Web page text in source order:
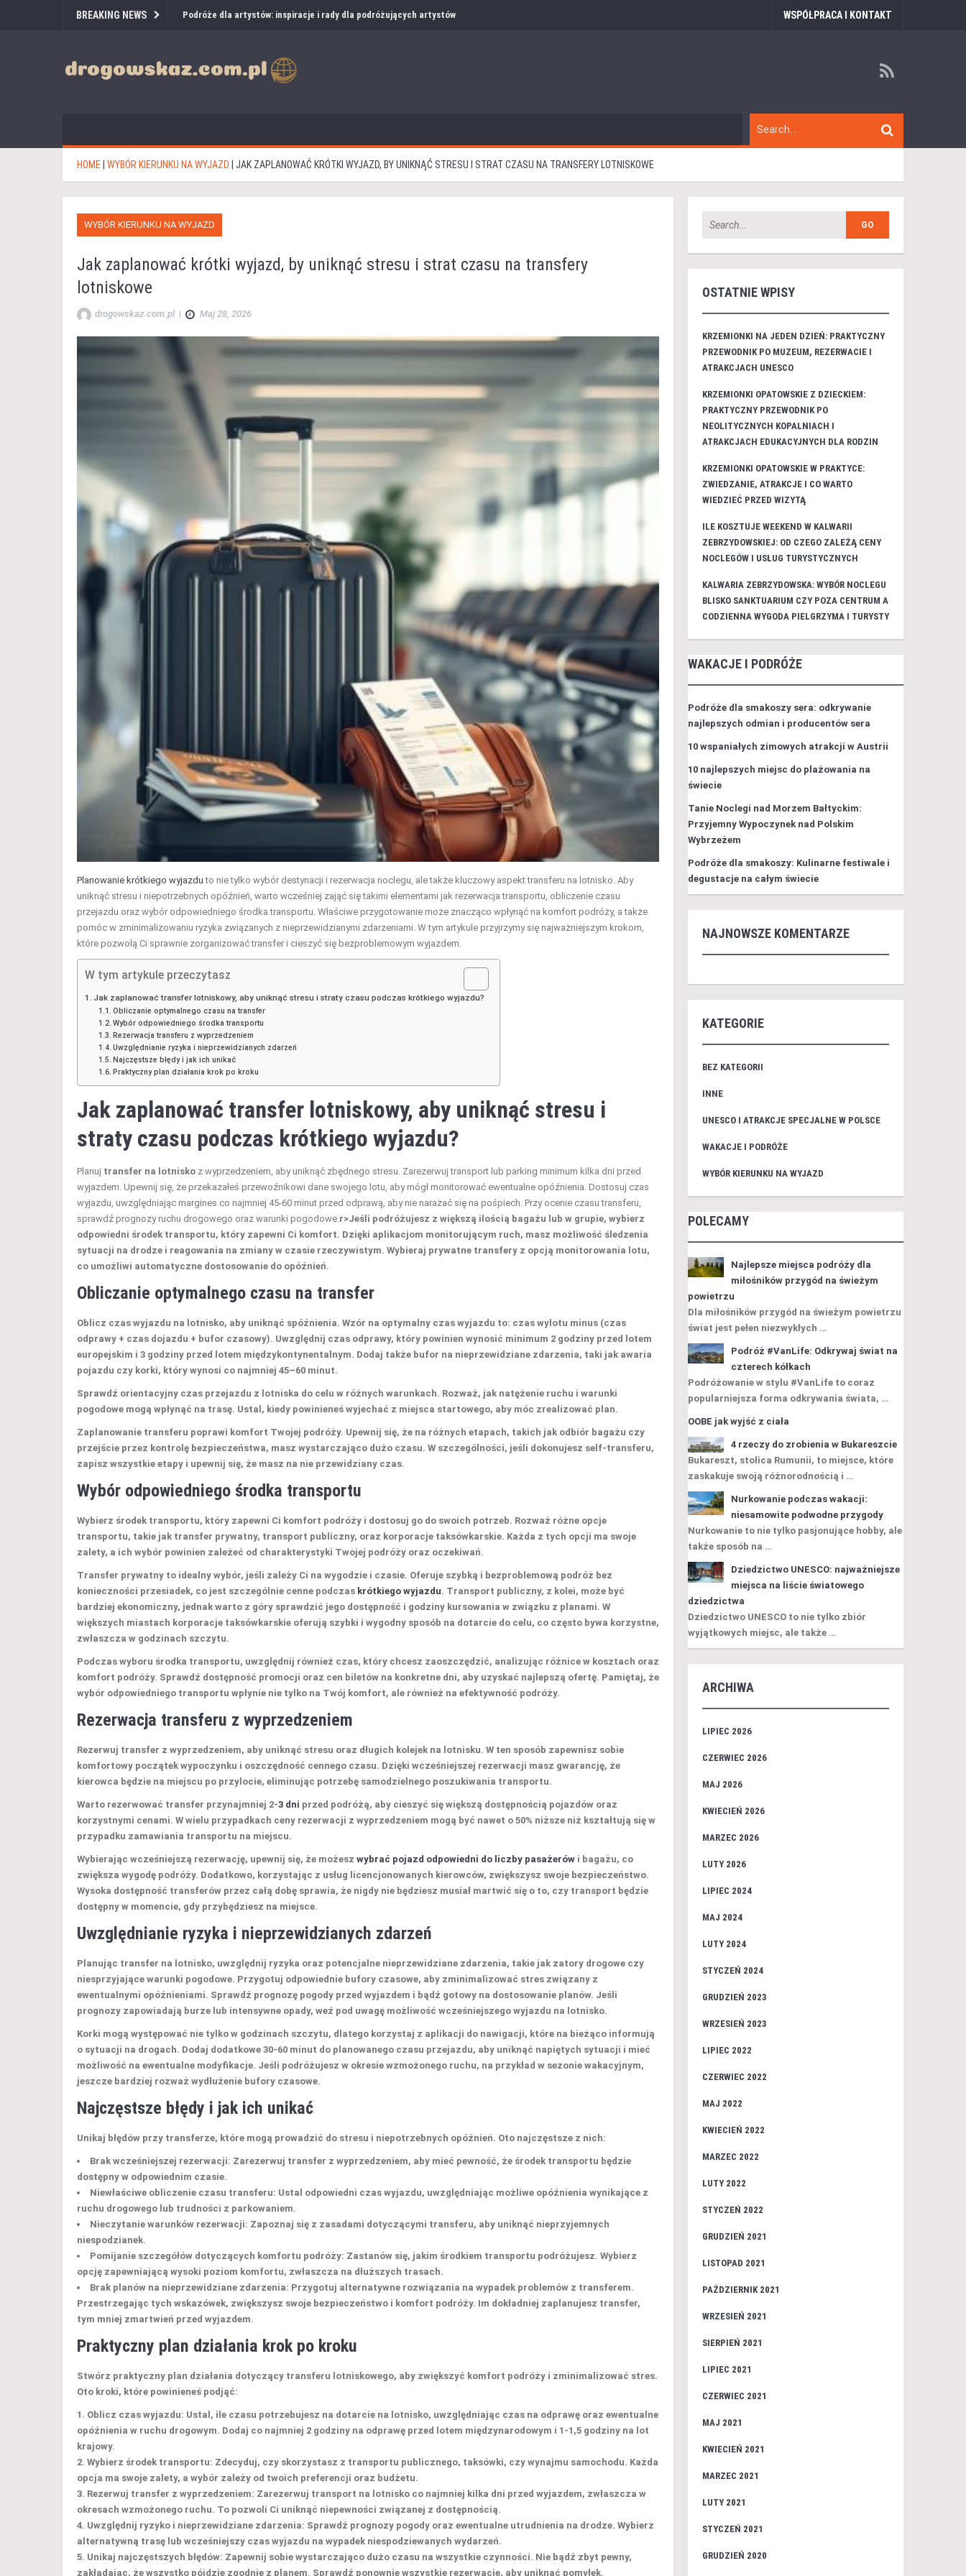
BREAKING NEWS Podróże dla artystów: inspiracje i rady dla podróżujących artystów WSPÓŁPRACA I KONTAKT
HOME WYBÓR KIERUNKU NA WYJAZD JAK ZAPLANOWAĆ KRÓTKI WYJAZD, BY UNIKNĄĆ STRESU I STRAT CZASU NA TRANSFERY LOTNISKOWE
WYBÓR KIERUNKU NA WYJAZD
Jak zaplanować krótki wyjazd, by uniknąć stresu i strat czasu na transfery
lotniskowe
drogowskaz.com.pl | Maj 28, 2026
Planowanie krótkiego wyjazdu to nie tylko wybór destynacji i rezerwacja noclegu, ale także kluczowy aspekt transferu na lotnisko. Aby
uniknąć stresu i niepotrzebnych opóźnień, warto wcześniej zająć się takimi elementami jak rezerwacja transportu, obliczenie czasu
przejazdu oraz wybór odpowiedniego środka transportu. Właściwe przygotowanie może znacząco wpłynąć na komfort podróży, a także
pomóc w zminimalizowaniu ryzyka związanych z nieprzewidzianymi zdarzeniami. W tym artykule przyjrzymy się najważniejszym krokom,
które pozwolą Ci sprawnie zorganizować transfer i cieszyć się bezproblemowym wyjazdem.
W tym artykule przeczytasz
Jak zaplanować transfer lotniskowy, aby uniknąć stresu i straty czasu podczas krótkiego wyjazdu?
Obliczanie optymalnego czasu na transfer
Wybór odpowiedniego środka transportu
Rezerwacja transferu z wyprzedzeniem
Uwzględnianie ryzyka i nieprzewidzianych zdarzeń
Najczęstsze błędy i jak ich unikać
Praktyczny plan działania krok po kroku
Jak zaplanować transfer lotniskowy, aby uniknąć stresu i
straty czasu podczas krótkiego wyjazdu?
Planuj transfer na lotnisko z wyprzedzeniem, aby uniknąć zbędnego stresu. Zarezerwuj transport lub parking minimum kilka dni przed
wyjazdem. Upewnij się, że przekazałeś przewoźnikowi dane swojego lotu, aby mógł monitorować ewentualne opóźnienia. Dostosuj czas
wyjazdu, uwzględniając margines co najmniej 45-60 minut przed odprawą, aby nie narażać się na pośpiech. Przy ocenie czasu transferu,
sprawdź prognozy ruchu drogowego oraz warunki pogodowe. r>Jeśli podróżujesz z większą ilością bagażu lub w grupie, wybierz
odpowiedni środek transportu, który zapewni Ci komfort. Dzięki aplikacjom monitorującym ruch, masz możliwość śledzenia
sytuacji na drodze i reagowania na zmiany w czasie rzeczywistym. Wybieraj prywatne transfery z opcją monitorowania lotu,
co umożliwi automatyczne dostosowanie do opóźnień.
Obliczanie optymalnego czasu na transfer
Oblicz czas wyjazdu na lotnisko, aby uniknąć spóźnienia. Wzór na optymalny czas wyjazdu to: czas wylotu minus (czas
odprawy + czas dojazdu + bufor czasowy). Uwzględnij czas odprawy, który powinien wynosić minimum 2 godziny przed lotem
europejskim i 3 godziny przed lotem międzykontynentalnym. Dodaj także bufor na nieprzewidziane zdarzenia, taki jak awaria
pojazdu czy korki, który wynosi co najmniej 45–60 minut.
Sprawdź orientacyjny czas przejazdu z lotniska do celu w różnych warunkach. Rozważ, jak natężenie ruchu i warunki
pogodowe mogą wpłynąć na trasę. Ustal, kiedy powinieneś wyjechać z miejsca startowego, aby móc zrealizować plan.
Zaplanowanie transferu poprawi komfort Twojej podróży. Upewnij się, że na różnych etapach, takich jak odbiór bagażu czy
przejście przez kontrolę bezpieczeństwa, masz wystarczająco dużo czasu. W szczególności, jeśli dokonujesz self-transferu,
zapisz wszystkie etapy i upewnij się, że masz na nie przewidziany czas.
Wybór odpowiedniego środka transportu
Wybierz środek transportu, który zapewni Ci komfort podróży i dostosuj go do swoich potrzeb. Rozważ różne opcje
transportu, takie jak transfer prywatny, transport publiczny, oraz korporacje taksówkarskie. Każda z tych opcji ma swoje
zalety, a ich wybór powinien zależeć od charakterystyki Twojej podróży oraz oczekiwań.
Transfer prywatny to idealny wybór, jeśli zależy Ci na wygodzie i czasie. Oferuje szybką i bezproblemową podróż bez
konieczności przesiadek, co jest szczególnie cenne podczas krótkiego wyjazdu. Transport publiczny, z kolei, może być
bardziej ekonomiczny, jednak warto z góry sprawdzić jego dostępność i godziny kursowania w związku z planami. W
większych miastach korporacje taksówkarskie oferują szybki i wygodny sposób na dotarcie do celu, co często bywa korzystne,
zwłaszcza w godzinach szczytu.
Podczas wyboru środka transportu, uwzględnij również czas, który chcesz zaoszczędzić, analizując różnice w kosztach oraz
komfort podróży. Sprawdź dostępność promocji oraz cen biletów na konkretne dni, aby uzyskać najlepszą ofertę. Pamiętaj, że
wybór odpowiedniego transportu wpłynie nie tylko na Twój komfort, ale również na efektywność podróży.
Rezerwacja transferu z wyprzedzeniem
Rezerwuj transfer z wyprzedzeniem, aby uniknąć stresu oraz długich kolejek na lotnisku. W ten sposób zapewnisz sobie
komfortowy początek wypoczynku i oszczędność cennego czasu. Dzięki wcześniejszej rezerwacji masz gwarancję, że
kierowca będzie na miejscu po przylocie, eliminując potrzebę samodzielnego poszukiwania transportu.
Warto rezerwować transfer przynajmniej 2-3 dni przed podróżą, aby cieszyć się większą dostępnością pojazdów oraz
korzystnymi cenami. W wielu przypadkach ceny rezerwacji z wyprzedzeniem mogą być nawet o 50% niższe niż kształtują się w
przypadku zamawiania transportu na miejscu.
Wybierając wcześniejszą rezerwację, upewnij się, że możesz wybrać pojazd odpowiedni do liczby pasażerów i bagażu, co
zwiększa wygodę podróży. Dodatkowo, korzystając z usług licencjonowanych kierowców, zwiększysz swoje bezpieczeństwo.
Wysoka dostępność transferów przez całą dobę sprawia, że nigdy nie będziesz musiał martwić się o to, czy transport będzie
dostępny w momencie, gdy przybędziesz na miejsce.
Uwzględnianie ryzyka i nieprzewidzianych zdarzeń
Planując transfer na lotnisko, uwzględnij ryzyka oraz potencjalne nieprzewidziane zdarzenia, takie jak zatory drogowe czy
niesprzyjające warunki pogodowe. Przygotuj odpowiednie bufory czasowe, aby zminimalizować stres związany z
ewentualnymi opóźnieniami. Sprawdź prognozę pogody przed wyjazdem i bądź gotowy na dostosowanie planów. Jeśli
prognozy zapowiadają burze lub intensywne opady, weź pod uwagę możliwość wcześniejszego wyjazdu na lotnisko.
Korki mogą występować nie tylko w godzinach szczytu, dlatego korzystaj z aplikacji do nawigacji, które na bieżąco informują
o sytuacji na drogach. Dodaj dodatkowe 30-60 minut do planowanego czasu przejazdu, aby uniknąć napiętych sytuacji i mieć
możliwość na ewentualne modyfikacje. Jeśli podróżujesz w okresie wzmożonego ruchu, na przykład w sezonie wakacyjnym,
jeszcze bardziej rozważ wydłużenie bufory czasowe.
Najczęstsze błędy i jak ich unikać
Unikaj błędów przy transferze, które mogą prowadzić do stresu i niepotrzebnych opóźnień. Oto najczęstsze z nich:
Brak wcześniejszej rezerwacji: Zarezerwuj transfer z wyprzedzeniem, aby mieć pewność, że środek transportu będzie
dostępny w odpowiednim czasie.
Niewłaściwe obliczenie czasu transferu: Ustal odpowiedni czas wyjazdu, uwzględniając możliwe opóźnienia wynikające z
ruchu drogowego lub trudności z parkowaniem.
Nieczytanie warunków rezerwacji: Zapoznaj się z zasadami dotyczącymi transferu, aby uniknąć nieprzyjemnych
niespodzianek.
Pomijanie szczegółów dotyczących komfortu podróży: Zastanów się, jakim środkiem transportu podróżujesz. Wybierz
opcję zapewniającą wysoki poziom komfortu, zwłaszcza na dłuższych trasach.
Brak planów na nieprzewidziane zdarzenia: Przygotuj alternatywne rozwiązania na wypadek problemów z transferem.
Przestrzegając tych wskazówek, zwiększysz swoje bezpieczeństwo i komfort podróży. Im dokładniej zaplanujesz transfer,
tym mniej zmartwień przed wyjazdem.
Praktyczny plan działania krok po kroku
Stwórz praktyczny plan działania dotyczący transferu lotniskowego, aby zwiększyć komfort podróży i zminimalizować stres.
Oto kroki, które powinieneś podjąć:
Oblicz czas wyjazdu: Ustal, ile czasu potrzebujesz na dotarcie na lotnisko, uwzględniając czas na odprawę oraz ewentualne
opóźnienia w ruchu drogowym. Dodaj co najmniej 2 godziny na odprawę przed lotem międzynarodowym i 1-1,5 godziny na lot
krajowy.
Wybierz środek transportu: Zdecyduj, czy skorzystasz z transportu publicznego, taksówki, czy wynajmu samochodu. Każda
opcja ma swoje zalety, a wybór zależy od twoich preferencji oraz budżetu.
Rezerwuj transfer z wyprzedzeniem: Zarezerwuj transport na lotnisko co najmniej kilka dni przed wyjazdem, zwłaszcza w
okresach wzmożonego ruchu. To pozwoli Ci uniknąć niepewności związanej z dostępnością.
Uwzględnij ryzyko i nieprzewidziane zdarzenia: Sprawdź prognozy pogody oraz ewentualne utrudnienia na drodze. Wybierz
alternatywną trasę lub wcześniejszy czas wyjazdu na wypadek niespodziewanych wydarzeń.
Unikaj najczęstszych błędów: Zapewnij sobie wystarczająco dużo czasu na wszystkie czynności. Nie bądź zbyt pewny,
zakładając, że wszystko pójdzie zgodnie z planem. Sprawdź ponownie wszystkie rezerwacje, aby uniknąć pomyłek.
OSTATNIE WPISY
KRZEMIONKI NA JEDEN DZIEŃ: PRAKTYCZNY
PRZEWODNIK PO MUZEUM, REZERWACIE I
ATRAKCJACH UNESCO
KRZEMIONKI OPATOWSKIE Z DZIECKIEM:
PRAKTYCZNY PRZEWODNIK PO
NEOLITYCZNYCH KOPALNIACH I
ATRAKCJACH EDUKACYJNYCH DLA RODZIN
KRZEMIONKI OPATOWSKIE W PRAKTYCE:
ZWIEDZANIE, ATRAKCJE I CO WARTO
WIEDZIEĆ PRZED WIZYTĄ
ILE KOSZTUJE WEEKEND W KALWARII
ZEBRZYDOWSKIEJ: OD CZEGO ZALEŻĄ CENY
NOCLEGÓW I USŁUG TURYSTYCZNYCH
KALWARIA ZEBRZYDOWSKA: WYBÓR NOCLEGU
BLISKO SANKTUARIUM CZY POZA CENTRUM A
CODZIENNA WYGODA PIELGRZYMA I TURYSTY
WAKACJE I PODRÓŻE
Podróże dla smakoszy sera: odkrywanie
najlepszych odmian i producentów sera
10 wspaniałych zimowych atrakcji w Austrii
10 najlepszych miejsc do plażowania na
świecie
Tanie Noclegi nad Morzem Bałtyckim:
Przyjemny Wypoczynek nad Polskim
Wybrzeżem
Podróże dla smakoszy: Kulinarne festiwale i
degustacje na całym świecie
NAJNOWSZE KOMENTARZE
KATEGORIE
BEZ KATEGORII
INNE
UNESCO I ATRAKCJE SPECJALNE W POLSCE
WAKACJE I PODRÓŻE
WYBÓR KIERUNKU NA WYJAZD
POLECAMY
Najlepsze miejsca podróży dla
miłośników przygód na świeżym
powietrzu
Dla miłośników przygód na świeżym powietrzu
świat jest pełen niezwykłych …
Podróż #VanLife: Odkrywaj świat na
czterech kółkach
Podróżowanie w stylu #VanLife to coraz
popularniejsza forma odkrywania świata, …
OOBE jak wyjść z ciała
4 rzeczy do zrobienia w Bukareszcie
Bukareszt, stolica Rumunii, to miejsce, które
zaskakuje swoją różnorodnością i …
Nurkowanie podczas wakacji:
niesamowite podwodne przygody
Nurkowanie to nie tylko pasjonujące hobby, ale
także sposób na …
Dziedzictwo UNESCO: najważniejsze
miejsca na liście światowego
dziedzictwa
Dziedzictwo UNESCO to nie tylko zbiór
wyjątkowych miejsc, ale także …
ARCHIWA
LIPIEC 2026
CZERWIEC 2026
MAJ 2026
KWIECIEŃ 2026
MARZEC 2026
LUTY 2026
LIPIEC 2024
MAJ 2024
LUTY 2024
STYCZEŃ 2024
GRUDZIEŃ 2023
WRZESIEŃ 2023
LIPIEC 2022
CZERWIEC 2022
MAJ 2022
KWIECIEŃ 2022
MARZEC 2022
LUTY 2022
STYCZEŃ 2022
GRUDZIEŃ 2021
LISTOPAD 2021
PAŹDZIERNIK 2021
WRZESIEŃ 2021
SIERPIEŃ 2021
LIPIEC 2021
CZERWIEC 2021
MAJ 2021
KWIECIEŃ 2021
MARZEC 2021
LUTY 2021
STYCZEŃ 2021
GRUDZIEŃ 2020